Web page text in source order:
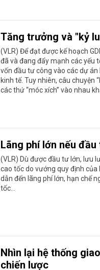
Tăng trưởng và "kỷ
(VLR) Để đạt được kế hoạch
đã và đang đẩy mạnh các yếu
vốn đầu tư công vào các dự
kinh tế. Tuy nhiên, câu chuyện
các thứ “móc xích” vào nhau
Lãng phí lớn nếu
(VLR) Dù được đầu tư lớn, lưu
cao tốc do vướng quy định
dẫn đến lãng phí lớn, hạn chế
tốc…
Nhìn lại hệ thống
chiến lược